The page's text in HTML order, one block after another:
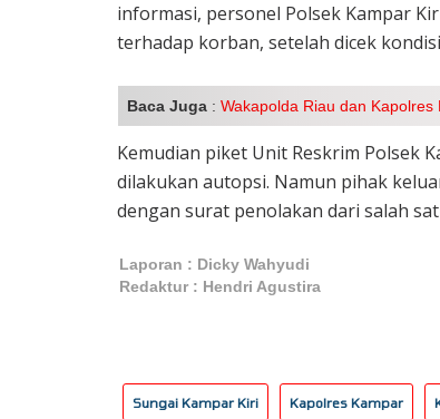
informasi, personel Polsek Kampar
terhadap korban, setelah dicek
Baca Juga : Wakapolda Riau dan
Kemudian piket Unit Reskrim Polsek
dilakukan autopsi. Namun pihak
dengan surat penolakan dari salah
Laporan : Dicky Wahyudi
Redaktur : Hendri Agustira
Sungai Kampar Kiri Kapolres Kampar